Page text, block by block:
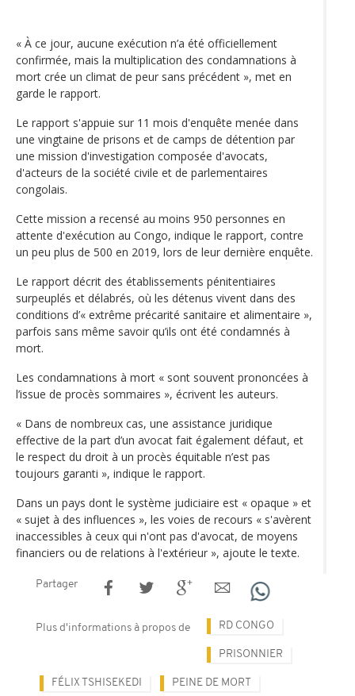
« À ce jour, aucune exécution n’a été officiellement
confirmée, mais la multiplication des condamnations à
mort crée un climat de peur sans précédent », met en
garde le rapport.
Le rapport s'appuie sur 11 mois d'enquête menée dans
une vingtaine de prisons et de camps de détention par
une mission d'investigation composée d'avocats,
d'acteurs de la société civile et de parlementaires
congolais.
Cette mission a recensé au moins 950 personnes en
attente d'exécution au Congo, indique le rapport, contre
un peu plus de 500 en 2019, lors de leur dernière enquête.
Le rapport décrit des établissements pénitentiaires
surpeuplés et délabrés, où les détenus vivent dans des
conditions d’« extrême précarité sanitaire et alimentaire »,
parfois sans même savoir qu’ils ont été condamnés à
mort.
Les condamnations à mort « sont souvent prononcées à
l’issue de procès sommaires », écrivent les auteurs.
« Dans de nombreux cas, une assistance juridique
effective de la part d’un avocat fait également défaut, et
le respect du droit à un procès équitable n’est pas
toujours garanti », indique le rapport.
Dans un pays dont le système judiciaire est « opaque » et
« sujet à des influences », les voies de recours « s'avèrent
inaccessibles à ceux qui n'ont pas d'avocat, de moyens
financiers ou de relations à l'extérieur », ajoute le texte.
Partager
Plus d'informations à propos de RD CONGO
PRISONNIER
FÉLIX TSHISEKEDI PEINE DE MORT